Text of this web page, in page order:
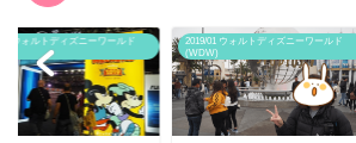
ウォルトディズニーワールド
2019/01 ウォルトディズニーワールド
(WDW)